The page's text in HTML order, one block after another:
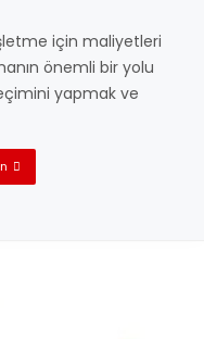
için maliyetleri
önemli bir yolu
yapmak ve